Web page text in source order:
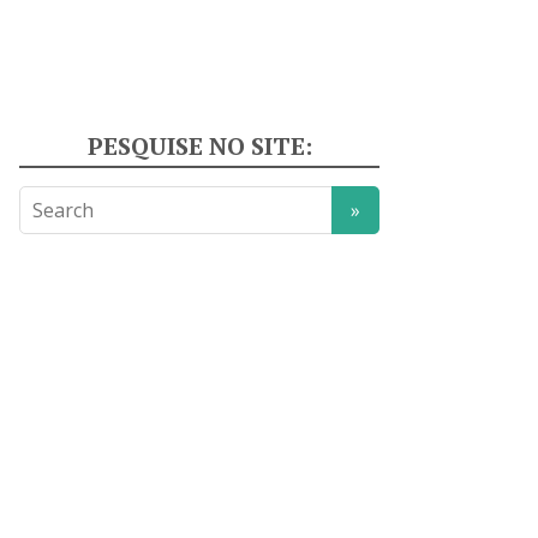
PESQUISE NO SITE: